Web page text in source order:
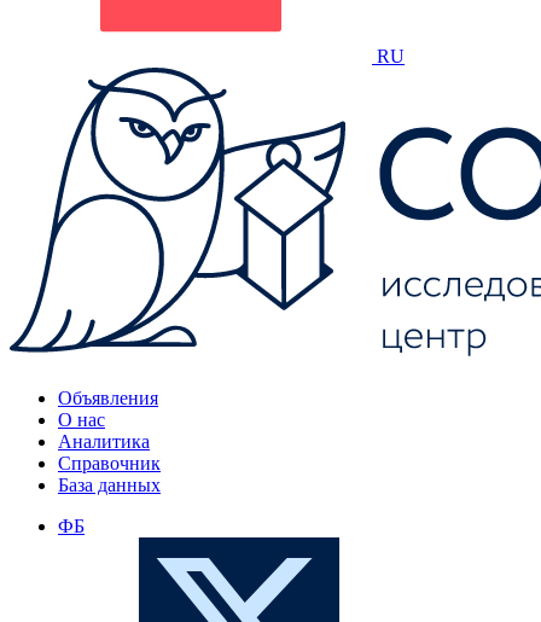
RU
Объявления
О нас
Аналитика
Справочник
База данных
ФБ